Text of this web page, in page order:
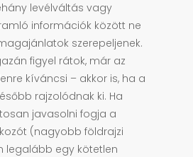
levélváltás vagy
információk között ne
szerepeljenek.
figyel rátok, már az
kíváncsi – akkor is, ha a
rajzolódnak ki. Ha
javasolni fogja a
(nagyobb földrajzi
legalább egy kötetlen